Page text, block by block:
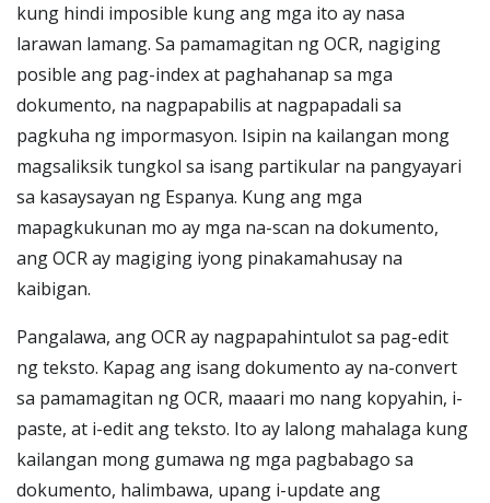
kung hindi imposible kung ang mga ito ay nasa
larawan lamang. Sa pamamagitan ng OCR, nagiging
posible ang pag-index at paghahanap sa mga
dokumento, na nagpapabilis at nagpapadali sa
pagkuha ng impormasyon. Isipin na kailangan mong
magsaliksik tungkol sa isang partikular na pangyayari
sa kasaysayan ng Espanya. Kung ang mga
mapagkukunan mo ay mga na-scan na dokumento,
ang OCR ay magiging iyong pinakamahusay na
kaibigan.
Pangalawa, ang OCR ay nagpapahintulot sa pag-edit
ng teksto. Kapag ang isang dokumento ay na-convert
sa pamamagitan ng OCR, maaari mo nang kopyahin, i-
paste, at i-edit ang teksto. Ito ay lalong mahalaga kung
kailangan mong gumawa ng mga pagbabago sa
dokumento, halimbawa, upang i-update ang